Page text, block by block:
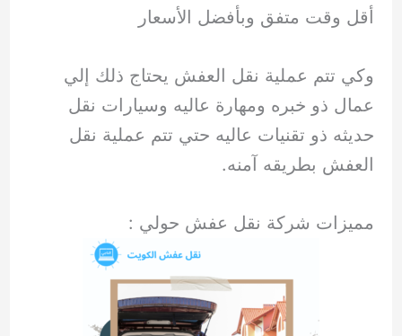
أقل وقت متفق وبأفضل الأسعار
وكي تتم عملية نقل العفش يحتاج ذلك إلي
عمال ذو خبره ومهارة عاليه وسيارات نقل
حديثه ذو تقنيات عاليه حتي تتم عملية نقل
العفش بطريقه آمنه.
مميزات شركة نقل عفش حولي :